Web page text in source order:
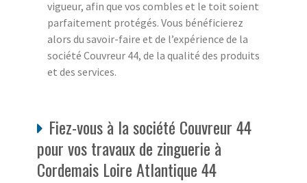
vigueur, afin que vos combles et le toit soient
parfaitement protégés. Vous bénéficierez
alors du savoir-faire et de l’expérience de la
société Couvreur 44, de la qualité des produits
et des services.
Fiez-vous à la société Couvreur 44
pour vos travaux de zinguerie à
Cordemais Loire Atlantique 44